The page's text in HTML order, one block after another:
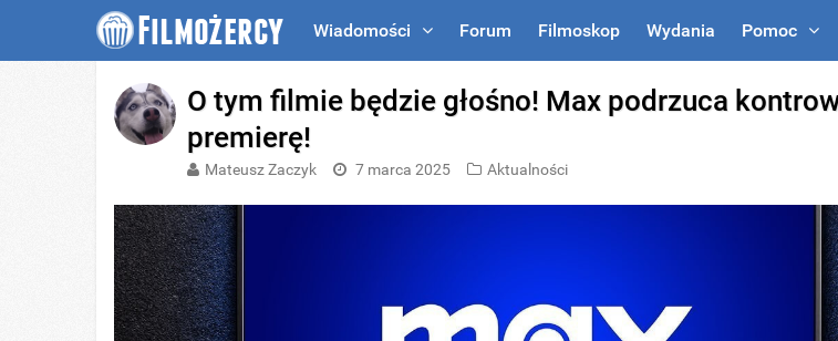
Wiadomości Forum Filmoskop Wydania Pomoc
O tym filmie będzie głośno! Max podrzuca
premierę!
Mateusz Zaczyk 7 marca 2025 Aktualności